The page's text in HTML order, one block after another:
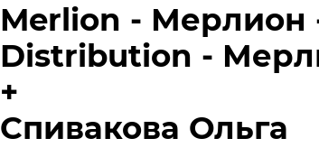
Merlion - Мерлион
Distribution -
+
Спивакова Ольга